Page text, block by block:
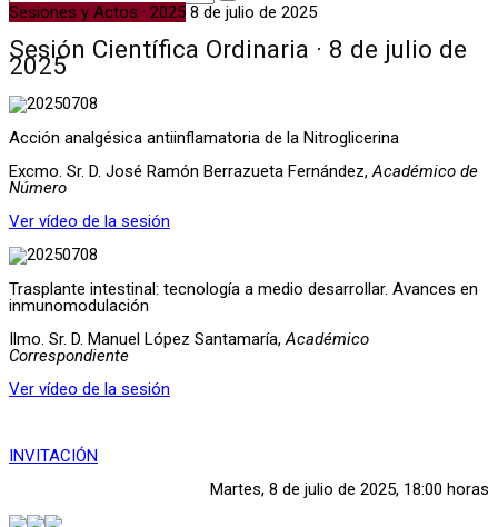
Sesiones y Actos · 2025 8 de julio de 2025
Sesión Científica Ordinaria · 8 de julio de
2025
Acción analgésica antiinflamatoria de la Nitroglicerina
Excmo. Sr. D. José Ramón Berrazueta Fernández,Académico de
Número
Ver vídeo de la sesión
Trasplante intestinal: tecnología a medio desarrollar. Avances en
inmunomodulación
Ilmo. Sr. D. Manuel López Santamaría,Académico
Correspondiente
Ver vídeo de la sesión
INVITACIÓN
Martes, 8 de julio de 2025, 18:00 horas